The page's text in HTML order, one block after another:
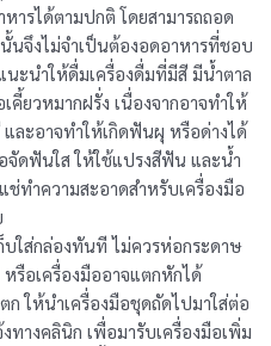
ารได้ตามปกติ โดยสามารถถอด
จึงไม่จำเป็นต้องอดอาหารที่ชอบ
นะนำให้ดื่มเครื่องดื่มที่มีสี มีน้ำตาล
คี้ยวหมากฝรั่ง เนื่องจากอาจทำให้
ละอาจทำให้เกิดฟันผุ หรือด่างได้
จัดฟันใส ให้ใช้แปรงสีฟัน และน้ำ
ทำความสะอาดสำหรับเครื่องมือ
บใส่กล่องทันที ไม่ควรห่อกระดาษ
รือเครื่องมืออาจแตกหักได้
ก ให้นำเครื่องมือชุดถัดไปมาใส่ต่อ
างคลินิก เพื่อมารับเครื่องมือเพิ่ม